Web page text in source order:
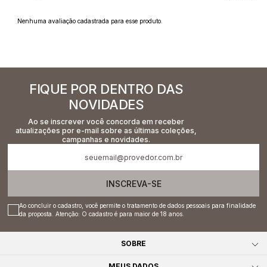
Nenhuma avaliação cadastrada para esse produto.
FIQUE POR DENTRO DAS
NOVIDADES
Ao se inscrever você concorda em receber
atualizações por e-mail sobre as últimas coleções,
campanhas e novidades.
INSCREVA-SE
Ao concluir o cadastro, você permite o tratamento de dados pessoais para finalidade
da proposta. Atenção: O cadastro é para maior de 18 anos.
SOBRE